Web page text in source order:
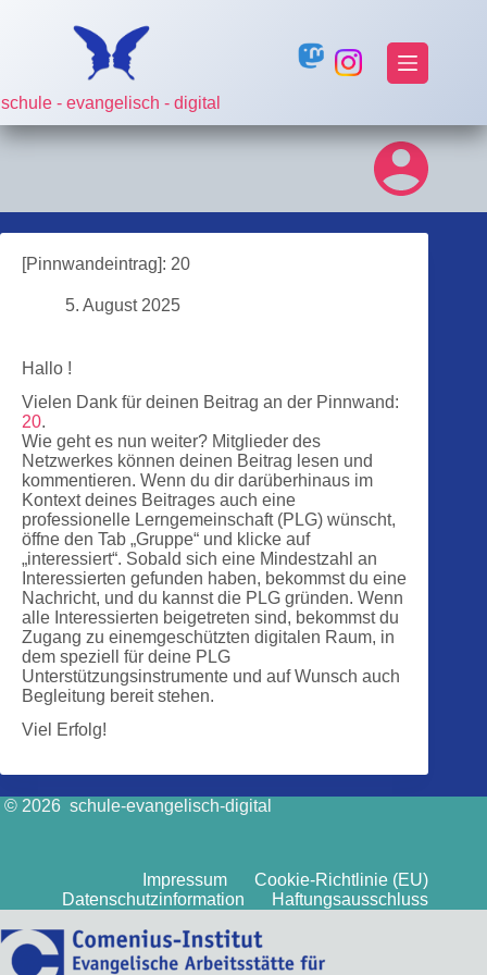
schule - evangelisch - digital
[Pinnwandeintrag]: 20
5. August 2025
Hallo !
Vielen Dank für deinen Beitrag an der Pinnwand:
20.
Wie geht es nun weiter? Mitglieder des
Netzwerkes können deinen Beitrag lesen und
kommentieren. Wenn du dir darüberhinaus im
Kontext deines Beitrages auch eine
professionelle Lerngemeinschaft (PLG) wünscht,
öffne den Tab „Gruppe“ und klicke auf
„interessiert“. Sobald sich eine Mindestzahl an
Interessierten gefunden haben, bekommst du eine
Nachricht, und du kannst die PLG gründen. Wenn
alle Interessierten beigetreten sind, bekommst du
Zugang zu einemgeschützten digitalen Raum, in
dem speziell für deine PLG
Unterstützungsinstrumente und auf Wunsch auch
Begleitung bereit stehen.
Viel Erfolg!
© 2026 schule-evangelisch-digital
Impressum
Cookie-Richtlinie (EU)
Datenschutzinformation
Haftungsausschluss